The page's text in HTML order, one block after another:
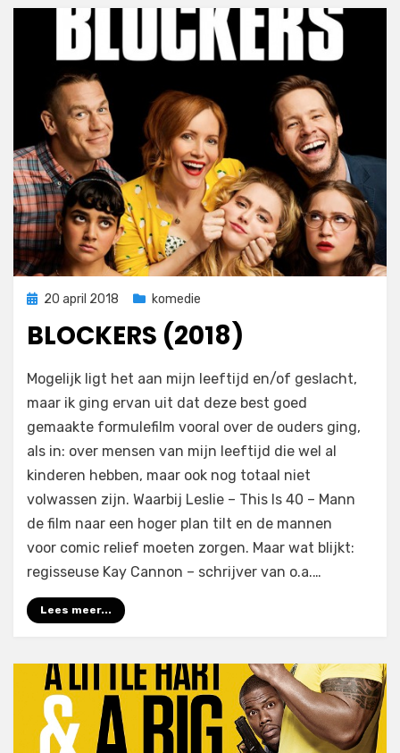
Geplaatst
20 april 2018 komedie
BLOCKERS (2018)
doorFilmofiel.nl
Laat een reactie achterop
Blockers
(2018)
Mogelijk ligt het aan mijn leeftijd en/of geslacht,
maar ik ging ervan uit dat deze best goed
gemaakte formulefilm vooral over de ouders ging,
als in: over mensen van mijn leeftijd die wel al
kinderen hebben, maar ook nog totaal niet
volwassen zijn. Waarbij Leslie – This Is 40 – Mann
de film naar een hoger plan tilt en de mannen
voor comic relief moeten zorgen. Maar wat blijkt:
regisseuse Kay Cannon – schrijver van o.a.…
Lees meer...